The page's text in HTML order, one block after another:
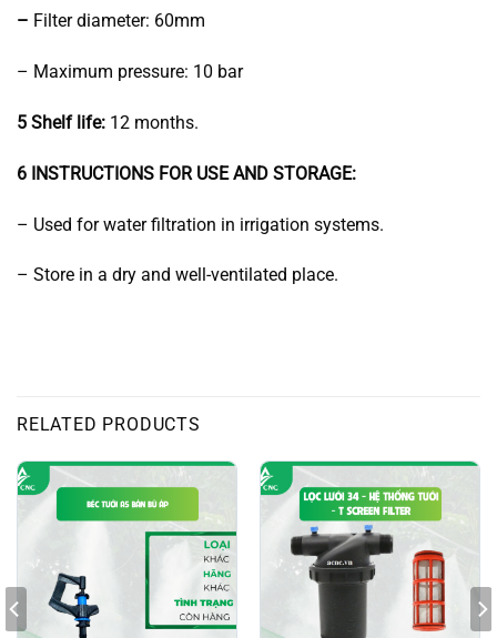
– Filter diameter: 60mm
– Maximum pressure: 10 bar
5 Shelf life: 12 months.
6 INSTRUCTIONS FOR USE AND STORAGE:
– Used for water filtration in irrigation systems.
– Store in a dry and well-ventilated place.
RELATED PRODUCTS